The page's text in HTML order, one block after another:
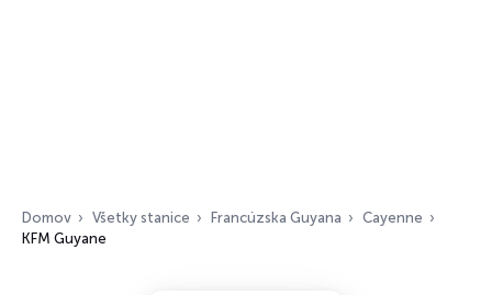
Domov Všetky stanice Francúzska Guyana
Cayenne
KFM Guyane